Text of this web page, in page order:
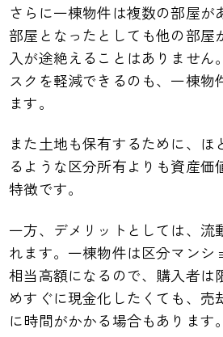
さらに一棟物件は複数の部屋が
部屋となったとしても他の部屋
入が途絶えることはありません
スクを軽減できるのも、一棟物
ます。
また土地も保有するために、ほ
るような区分所有よりも資産価
特徴です。
一方、デメリットとしては、流
れます。一棟物件は区分マンシ
相当高額になるので、購入者は
めすぐに現金化したくても、売
に時間がかかる場合もあります。